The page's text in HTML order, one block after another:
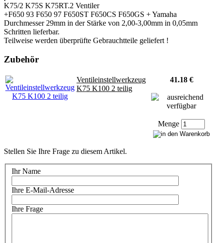
K75/2 K75S K75RT.2 Ventiler
+F650 93 F650 97 F650ST F650CS F650GS + Yamaha
Durchmesser 29mm in der Stärke von 2,00-3,00mm in 0,05mm
Schritten lieferbar.
Teilweise werden überprüfte Gebrauchtteile geliefert !
Zubehör
Ventileinstellwerkzeug
K75 K100 2 teilig
41.18 €
Menge
Stellen Sie Ihre Frage zu diesem Artikel.
Ihr Name
Ihre E-Mail-Adresse
Ihre Frage